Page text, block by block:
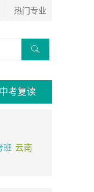
热门专业

中考复读
班 云南